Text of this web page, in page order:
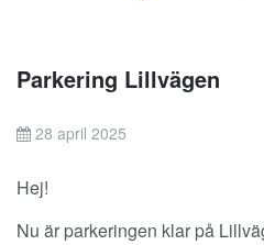
Parkering Lillvägen
28 april 2025
Hej!
Nu är parkeringen klar på